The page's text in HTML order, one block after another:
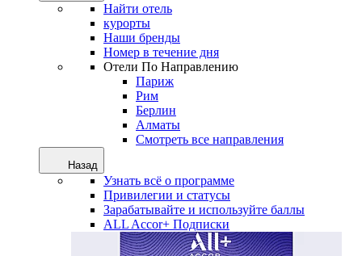
Найти отель
курорты
Наши бренды
Номер в течение дня
Отели По Направлению
Париж
Рим
Берлин
Алматы
Смотреть все направления
Назад
Узнать всё о программе
Привилегии и статусы
Зарабатывайте и используйте баллы
ALL Accor+ Подписки